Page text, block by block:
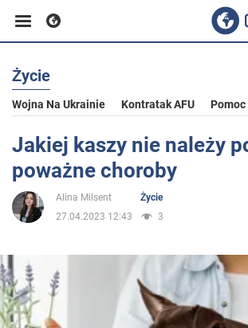
Biznes
Sport
Rozrywka
Polityka
Życie
Wojna Na Ukrainie Kontratak AFU
Jakiej kaszy nie należy
poważne choroby
Alina Milsent
Życie
27.04.2023 12:43
3